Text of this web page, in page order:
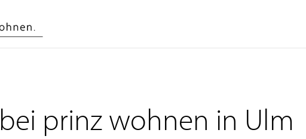
bei prinz wohnen in Ulm